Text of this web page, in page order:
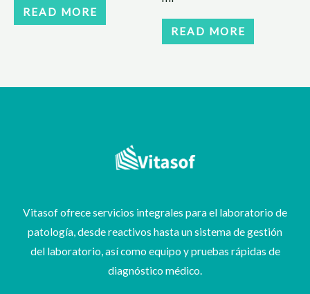
READ MORE
READ MORE
Vitasof ofrece servicios integrales para el laboratorio de
patología, desde reactivos hasta un sistema de gestión
del laboratorio, así como equipo y pruebas rápidas de
diagnóstico médico.